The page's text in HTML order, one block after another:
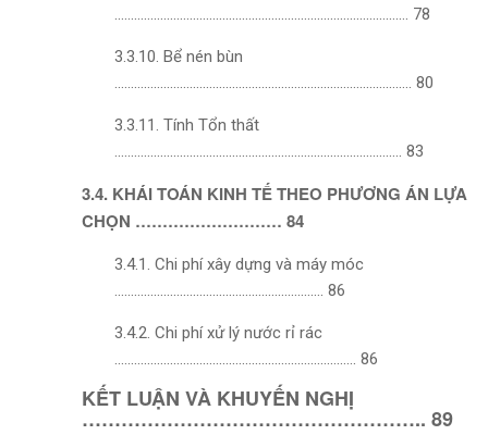
……………………………………………………………………………… 78
3.3.10. Bể nén bùn
………………………………………………………………………………. 80
3.3.11. Tính Tổn thất
……………………………………………………………………………. 83
3.4. KHÁI TOÁN KINH TẾ THEO PHƯƠNG ÁN LỰA
CHỌN ……………………… 84
3.4.1. Chi phí xây dựng và máy móc
………………………………………………………. 86
3.4.2. Chi phí xử lý nước rỉ rác
……………………………………………………………….. 86
KẾT LUẬN VÀ KHUYẾN NGHỊ
…………………………………………….. 89